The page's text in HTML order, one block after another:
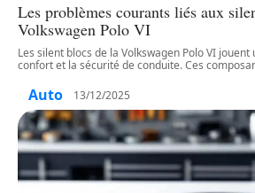
Les problèmes courants liés aux
Volkswagen Polo VI
Les silent blocs de la Volkswagen Polo VI
confort et la sécurité de conduite. Ces
Auto 13/12/2025